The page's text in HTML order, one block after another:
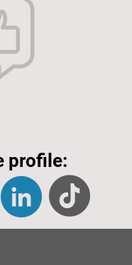
profile: